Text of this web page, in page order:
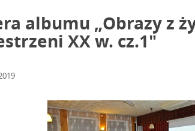
albumu „Obrazy z
XX w. cz.1″